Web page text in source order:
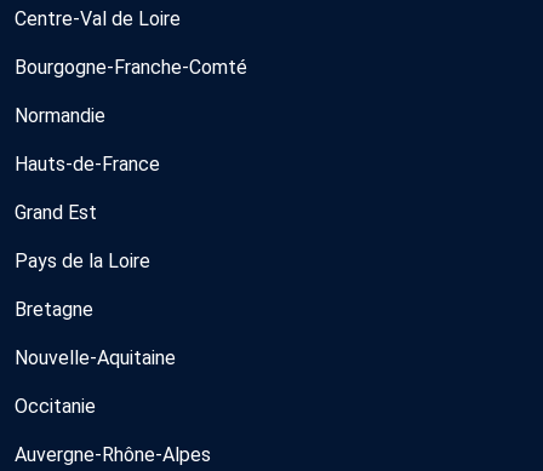
Centre-Val de Loire
Bourgogne-Franche-Comté
Normandie
Hauts-de-France
Grand Est
Pays de la Loire
Bretagne
Nouvelle-Aquitaine
Occitanie
Auvergne-Rhône-Alpes